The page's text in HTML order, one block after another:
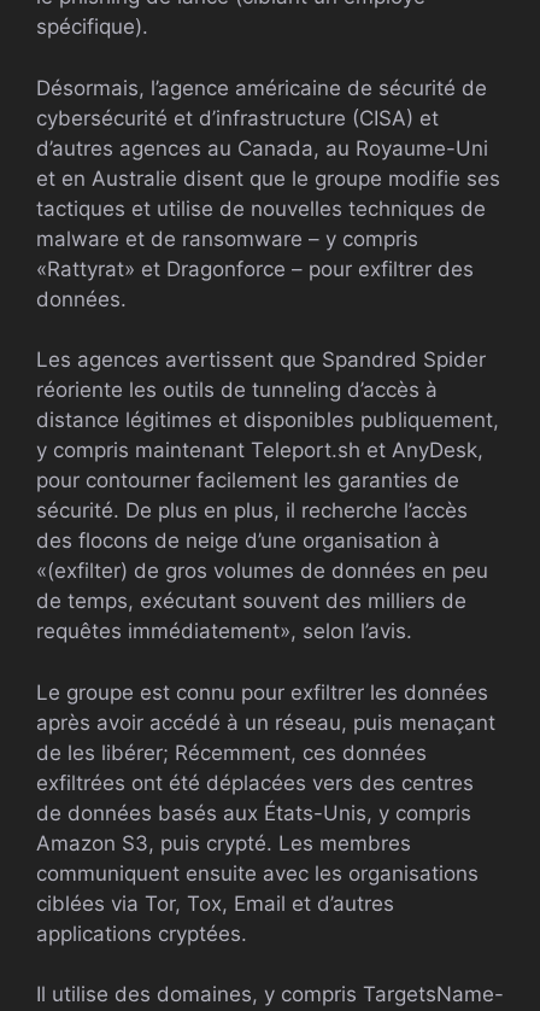
spécifique).
Désormais, l’agence américaine de sécurité de
cybersécurité et d’infrastructure (CISA) et
d’autres agences au Canada, au Royaume-Uni
et en Australie disent que le groupe modifie ses
tactiques et utilise de nouvelles techniques de
malware et de ransomware – y compris
«Rattyrat» et Dragonforce – pour exfiltrer des
données.
Les agences avertissent que Spandred Spider
réoriente les outils de tunneling d’accès à
distance légitimes et disponibles publiquement,
y compris maintenant Teleport.sh et AnyDesk,
pour contourner facilement les garanties de
sécurité. De plus en plus, il recherche l’accès
des flocons de neige d’une organisation à
«(exfilter) de gros volumes de données en peu
de temps, exécutant souvent des milliers de
requêtes immédiatement», selon l’avis.
Le groupe est connu pour exfiltrer les données
après avoir accédé à un réseau, puis menaçant
de les libérer; Récemment, ces données
exfiltrées ont été déplacées vers des centres
de données basés aux États-Unis, y compris
Amazon S3, puis crypté. Les membres
communiquent ensuite avec les organisations
ciblées via Tor, Tox, Email et d’autres
applications cryptées.
Il utilise des domaines, y compris TargetsName-